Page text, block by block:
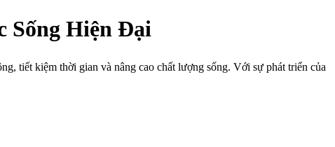
Sống Hiện Đại
tiết kiệm thời gian và nâng cao chất lượng sống. Với sự phát triển của